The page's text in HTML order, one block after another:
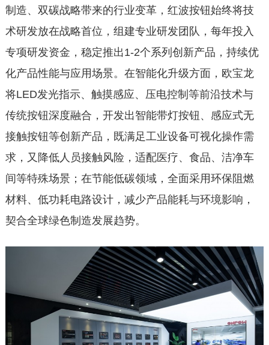
制造、双碳战略带来的行业变革，红波按钮始终将技
术研发放在战略首位，组建专业研发团队，每年投入
专项研发资金，稳定推出1-2个系列创新产品，持续优
化产品性能与应用场景。在智能化升级方面，欧宝龙
将LED发光指示、触摸感应、压电控制等前沿技术与
传统按钮深度融合，开发出智能带灯按钮、感应式无
接触按钮等创新产品，既满足工业设备可视化操作需
求，又降低人员接触风险，适配医疗、食品、洁净车
间等特殊场景；在节能低碳领域，全面采用环保阻燃
材料、低功耗电路设计，减少产品能耗与环境影响，
契合全球绿色制造发展趋势。